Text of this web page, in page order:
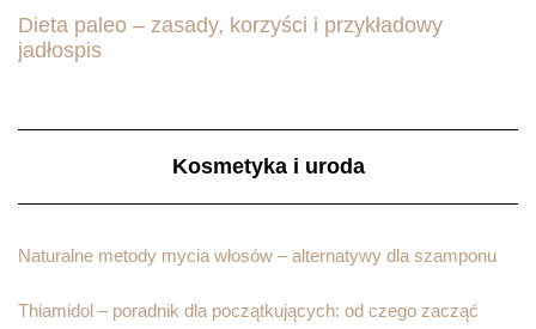
Dieta paleo – zasady, korzyści i przykładowy
jadłospis
Kosmetyka i uroda
Naturalne metody mycia włosów – alternatywy dla szamponu
Thiamidol – poradnik dla początkujących: od czego zacząć